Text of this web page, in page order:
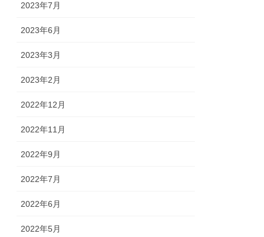
2023年7月
2023年6月
2023年3月
2023年2月
2022年12月
2022年11月
2022年9月
2022年7月
2022年6月
2022年5月